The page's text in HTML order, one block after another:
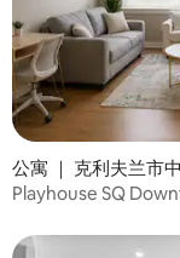
分（满分 5 分），
公寓 ｜ 克利夫兰市
Playhouse SQ